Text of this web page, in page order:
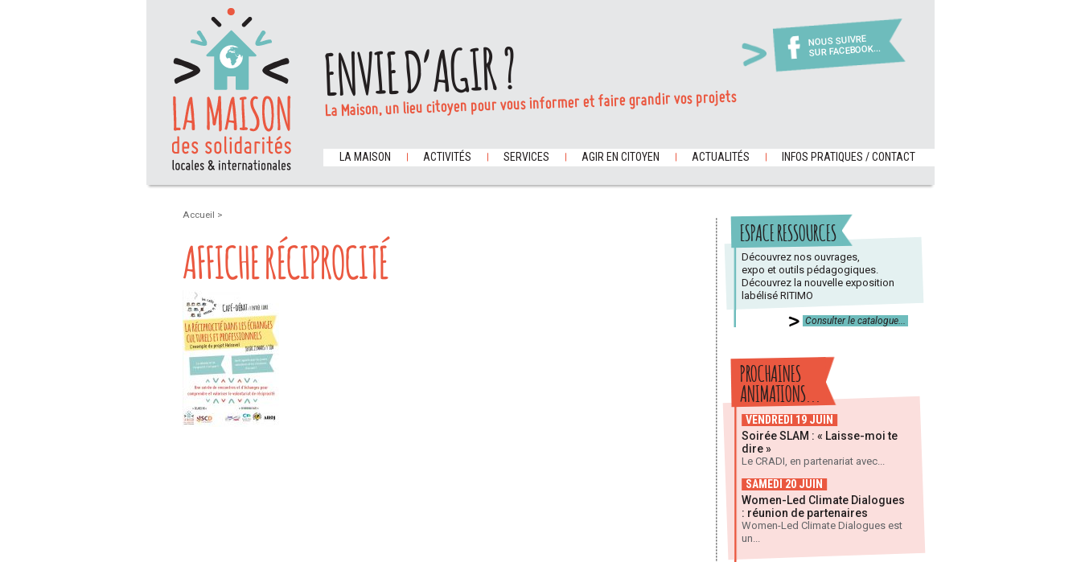
NOUS SUIVRE
SUR FACEBOOK...
ENVIE D’AGIR ?
La Maison, un lieu citoyen pour vous informer et faire grandir vos projets
LA MAISON ACTIVITÉS SERVICES AGIR EN CITOYEN ACTUALITÉS INFOS PRATIQUES / CONTACT
Accueil >
AFFICHE RÉCIPROCITÉ
ESPACE RESSOURCES
Découvrez nos ouvrages,
expo et outils pédagogiques.
Découvrez la nouvelle exposition
labélisé RITIMO
Consulter le catalogue...
PROCHAINES
ANIMATIONS...
VENDREDI 19 JUIN
Soirée SLAM : « Laisse-moi te
dire »
Le CRADI, en partenariat avec...
SAMEDI 20 JUIN
Women-Led Climate Dialogues
: réunion de partenaires
Women-Led Climate Dialogues est
un...